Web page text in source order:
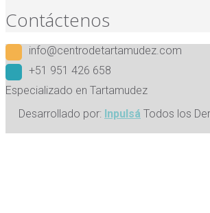
Contáctenos
info@centrodetartamudez.com
+51 951 426 658
Especializado en Tartamudez
Desarrollado por: Inpulsá Todos los